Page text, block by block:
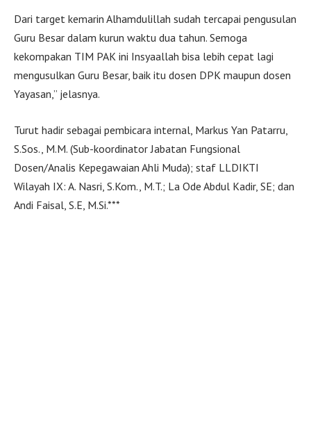
Dari target kemarin Alhamdulillah sudah tercapai pengusulan
Guru Besar dalam kurun waktu dua tahun. Semoga
kekompakan TIM PAK ini Insyaallah bisa lebih cepat lagi
mengusulkan Guru Besar, baik itu dosen DPK maupun dosen
Yayasan,” jelasnya.
Turut hadir sebagai pembicara internal, Markus Yan Patarru,
S.Sos., M.M. (Sub-koordinator Jabatan Fungsional
Dosen/Analis Kepegawaian Ahli Muda); staf LLDIKTI
Wilayah IX: A. Nasri, S.Kom., M.T.; La Ode Abdul Kadir, SE; dan
Andi Faisal, S.E, M.Si.***